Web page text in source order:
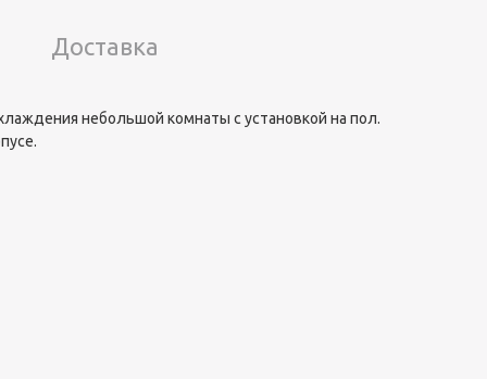
Доставка
небольшой комнаты с установкой на пол.